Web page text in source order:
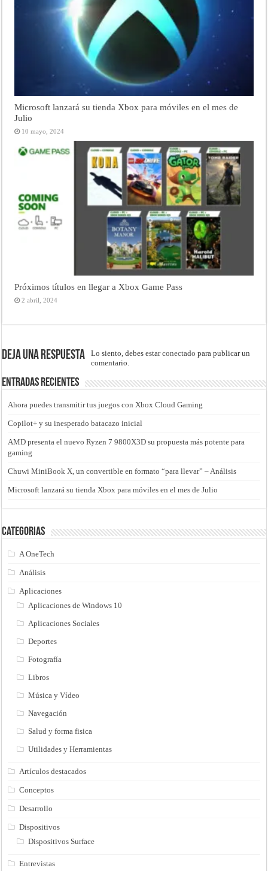
Microsoft lanzará su tienda Xbox para móviles en el mes de
Julio
10 mayo, 2024
Próximos títulos en llegar a Xbox Game Pass
2 abril, 2024
Deja una respuesta Lo siento, debes estarconectado para publicar un
comentario.
Entradas recientes
Ahora puedes transmitir tus juegos con Xbox Cloud Gaming
Copilot+ y su inesperado batacazo inicial
AMD presenta el nuevo Ryzen 7 9800X3D su propuesta más potente para
gaming
Chuwi MiniBook X, un convertible en formato “para llevar” – Análisis
Microsoft lanzará su tienda Xbox para móviles en el mes de Julio
Categorias
A OneTech
Análisis
Aplicaciones
Aplicaciones de Windows 10
Aplicaciones Sociales
Deportes
Fotografía
Libros
Música y Vídeo
Navegación
Salud y forma fisica
Utilidades y Herramientas
Artículos destacados
Conceptos
Desarrollo
Dispositivos
Dispositivos Surface
Entrevistas